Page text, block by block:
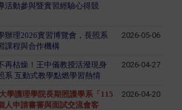
活動參與暨實習經驗心得競
辦理2026實習博覽會，長照系
課程與合作機構
2026-05-06
再枯燥！王中儀教授活潑現身
系 互動式教學點燃學習熱情
2026-04-27
學護理學院長期照護學系「115
人申請書審與面試交流會客
2026-04-20